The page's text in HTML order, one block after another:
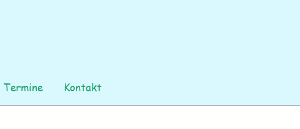
Termine Kontakt